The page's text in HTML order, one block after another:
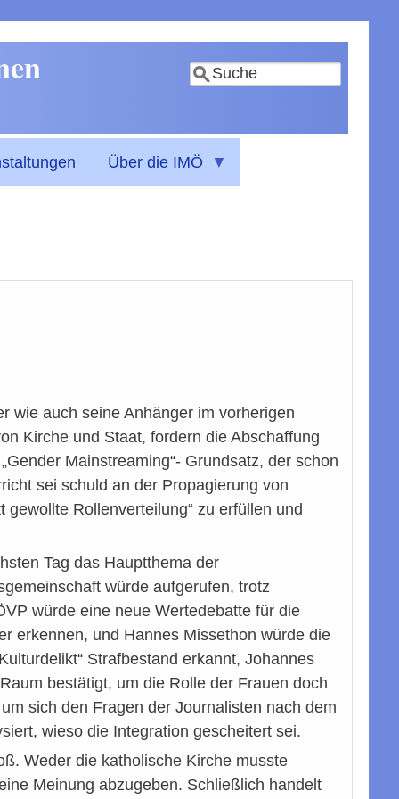
Suche
Über die IMÖ
wie auch seine Anhänger im vorherigen
Kirche und Staat, fordern die Abschaffung
Mainstreaming“- Grundsatz, der schon
sei schuld an der Propagierung von
Rollenverteilung“ zu erfüllen und
Tag das Hauptthema der
würde aufgerufen, trotz
würde eine neue Wertedebatte für die
erkennen, und Hannes Missethon würde die
Strafbestand erkannt, Johannes
bestätigt, um die Rolle der Frauen doch
sich den Fragen der Journalisten nach dem
wieso die Integration gescheitert sei.
Weder die katholische Kirche musste
Meinung abzugeben. Schließlich handelt